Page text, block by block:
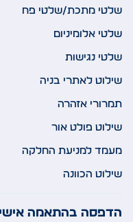
שלטי מתכת/שלטי פח
שלטי אלומיניום
שלטי נגישות
שילוט לאתרי בניה
תמרורי אזהרה
שילוט פולט אור
מעמד למניעת החלקה
שילוט הכוונה
הדפסה בהתאמה